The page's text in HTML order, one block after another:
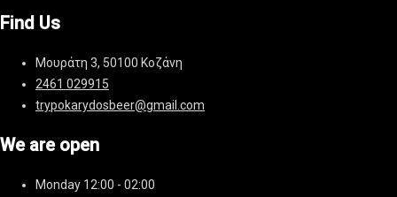
Find Us
Μουράτη 3, 50100 Κοζάνη
2461 029915
trypokarydosbeer@gmail.com
We are open
Monday 12:00 - 02:00